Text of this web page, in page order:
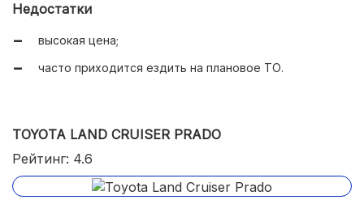
Недостатки
высокая цена;
часто приходится ездить на плановое ТО.
TOYOTA LAND CRUISER PRADO
Рейтинг: 4.6